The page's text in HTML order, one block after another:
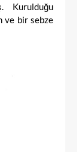
Kurulduğu
ve bir sebze